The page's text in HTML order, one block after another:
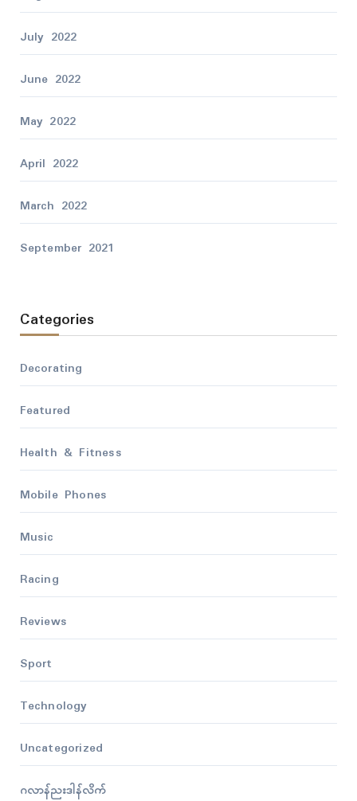
July 2022
June 2022
May 2022
April 2022
March 2022
September 2021
Categories
Decorating
Featured
Health & Fitness
Mobile Phones
Music
Racing
Reviews
Sport
Technology
Uncategorized
ဂလာန်ညးဒါန်လိက်